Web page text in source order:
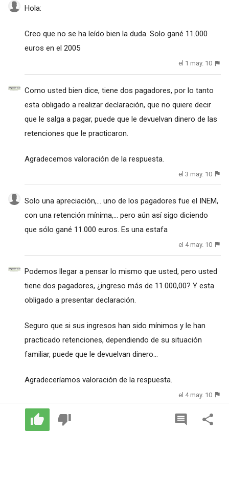
Hola:
Creo que no se ha leído bien la duda. Solo gané 11.000
euros en el 2005
el 1 may. 10
Como usted bien dice, tiene dos pagadores, por lo tanto
esta obligado a realizar declaración, que no quiere decir
que le salga a pagar, puede que le devuelvan dinero de las
retenciones que le practicaron.
Agradecemos valoración de la respuesta.
el 3 may. 10
Solo una apreciación,... uno de los pagadores fue el INEM,
con una retención mínima,... pero aún así sigo diciendo
que sólo gané 11.000 euros. Es una estafa
el 4 may. 10
Podemos llegar a pensar lo mismo que usted, pero usted
tiene dos pagadores, ¿ingreso más de 11.000,00? Y esta
obligado a presentar declaración.
Seguro que si sus ingresos han sido mínimos y le han
practicado retenciones, dependiendo de su situación
familiar, puede que le devuelvan dinero...
Agradeceríamos valoración de la respuesta.
el 4 may. 10